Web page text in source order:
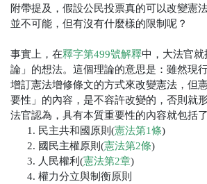
附帶提及，假設公民投票真的可以改變憲
並不可能，但有沒有什麼樣的限制呢？
事實上，在釋字第499號解釋中，大法官
論」的想法。這個理論的意思是：雖然現
增訂憲法增修條文的方式來改變憲法，但
要性」的內容，是不容許改變的，否則就
法官認為，具有本質重要性的內容就包括了
民主共和國原則(憲法第1條)
國民主權原則(憲法第2條)
人民權利(憲法第2章)
權力分立與制衡原則